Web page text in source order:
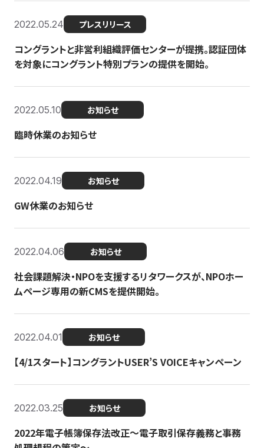
2022.05.24 プレスリリース
コングラントと非営利組織評価センターが提携。認証団体
を対象にコングラント特別プランの提供を開始。
2022.05.10 お知らせ
臨時休業のお知らせ
2022.04.19 お知らせ
GW休業のお知らせ
2022.04.06 お知らせ
社会課題解決・NPOを支援するリタワークスが、NPOホー
ムページ専用の新CMSを提供開始。
2022.04.01 お知らせ
【4/1スタート】コングラントUSER’S VOICEキャンペーン
2022.03.25 お知らせ
2022年電子帳簿保存法改正～電子取引保存義務と事務